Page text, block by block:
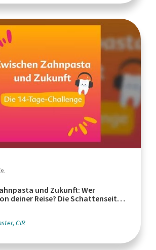
und Zukunft: Wer
deiner Reise? Die Schattenseiten
CIR